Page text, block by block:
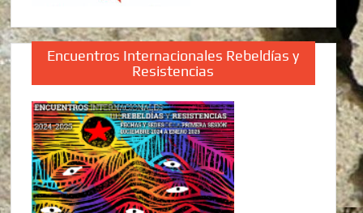
Encuentros Internacionales Rebeldías y
Resistencias